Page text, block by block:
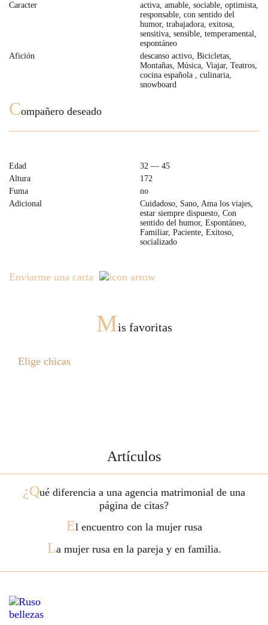
Caracter
activa, amable, sociable, optimista,
responsable, con sentido del
humor, trabajadora, exitosa,
sensitiva, sensible, temperamental,
espontáneo
Afición
descanso activo, Bicicletas,
Montañas, Música, Viajar, Teatros,
cocina española , culinaria,
snowboard
Compañero deseado
Edad
32 — 45
Altura
172
Fuma
no
Adicional
Cuidadoso, Sano, Ama los viajes,
estar siempre dispuesto, Con
sentido del humor, Espontáneo,
Familiar, Paciente, Exitoso,
socializado
Enviarme una carta
Mis favoritas
Elige chicas
Artículos
¿Qué diferencia a una agencia matrimonial de una
página de citas?
El encuentro con la mujer rusa
La mujer rusa en la pareja y en familia.